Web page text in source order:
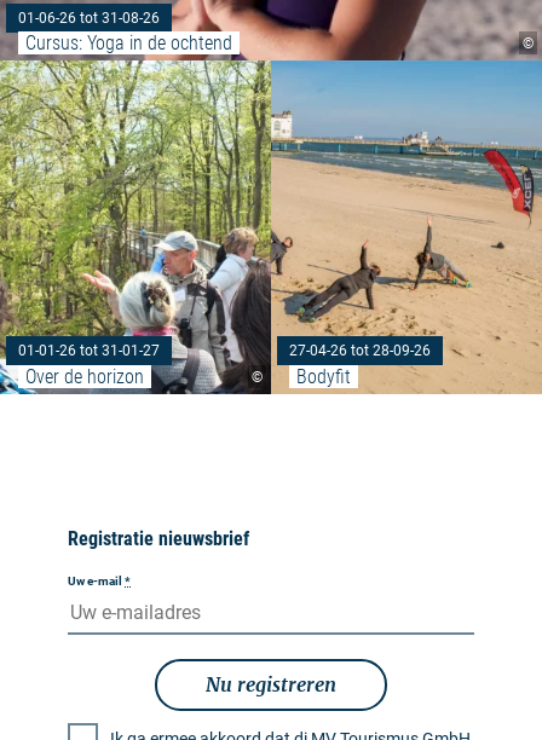
©
01-06-26 tot 31-08-26
Cursus: Yoga in de ochtend
©
01-01-26 tot 31-01-27
Over de horizon
Meer lezen: "Over de horizon"
27-04-26 tot 28-09-26
Bodyfit
Registratie nieuwsbrief
Uw e-mail *
Nu registreren